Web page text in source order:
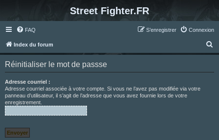
Street Fighter.FR
FAQ Connexion
S’enregistrer
Index du forum
e
Réinitialiser le mot de passse
Adresse courriel :
Adresse courriel associée à votre compte. Si vous ne l’avez pas modifiée via votre
panneau d’utilisateur, il s’agit de l’adresse que vous avez fournie lors de votre
enregistrement.